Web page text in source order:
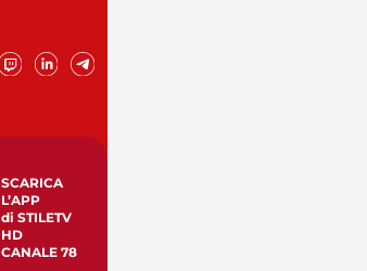
SCARICA
L’APP
di STILETV
HD
CANALE 78